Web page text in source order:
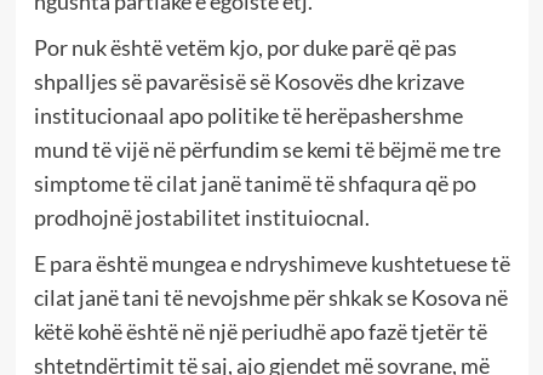
Por nuk është vetëm kjo, por duke parë që pas
shpalljes së pavarësisë së Kosovës dhe krizave
institucionaal apo politike të herëpashershme
mund të vijë në përfundim se kemi të bëjmë me tre
simptome të cilat janë tanimë të shfaqura që po
prodhojnë jostabilitet instituiocnal.
E para është mungea e ndryshimeve kushtetuese të
cilat janë tani të nevojshme për shkak se Kosova në
këtë kohë është në një periudhë apo fazë tjetër të
shtetndërtimit të saj, ajo gjendet më sovrane, më